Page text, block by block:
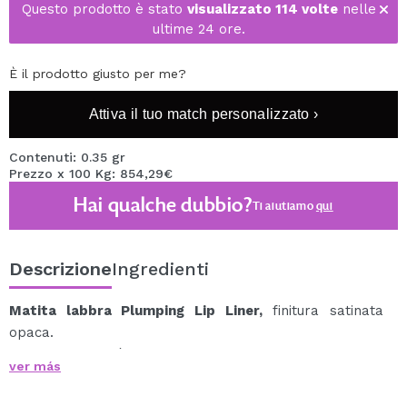
Questo prodotto è stato visualizzato 114 volte nelle
ultime 24 ore.
È il prodotto giusto per me?
Attiva il tuo match personalizzato ›
Contenuti: 0.35 gr
Prezzo x 100 Kg: 854,29€
Hai qualche dubbio?Ti aiutiamoqui
DescrizioneIngredienti
Matita labbra Plumping Lip Liner,finitura satinata
opaca.
La sua texture è cremosa e contiene olio di menta e
MAXI-LIP™ di Sederma che lascia un effetto
ver más